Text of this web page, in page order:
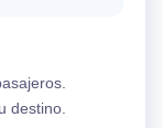
destino.